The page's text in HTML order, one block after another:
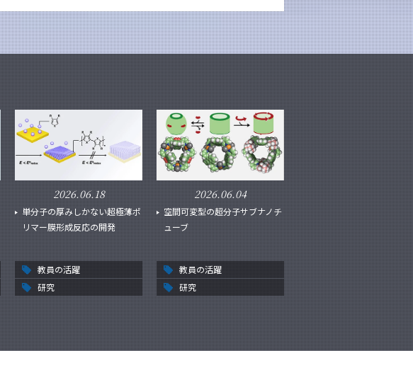
2026.06.18
単分子の厚みしかない超極薄ポ
リマー膜形成反応の開発
教員の活躍
研究
2026.06.04
空間可変型の超分子サブナノチ
ューブ
教員の活躍
研究